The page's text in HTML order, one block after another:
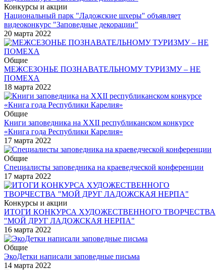
Конкурсы и акции
Национальный парк "Ладожские шхеры" объявляет
видеоконкурс "Заповедные декорации"
20 марта 2022
Общие
МЕЖСЕЗОНЬЕ ПОЗНАВАТЕЛЬНОМУ ТУРИЗМУ – НЕ
ПОМЕХА
18 марта 2022
Общие
Книги заповедника на XХII республиканском конкурсе
«Книга года Республики Карелия»
17 марта 2022
Общие
Специалисты заповедника на краеведческой конференции
17 марта 2022
Конкурсы и акции
ИТОГИ КОНКУРСА ХУДОЖЕСТВЕННОГО ТВОРЧЕСТВА
"МОЙ ДРУГ ЛАДОЖСКАЯ НЕРПА"
16 марта 2022
Общие
ЭкоДетки написали заповедные письма
14 марта 2022